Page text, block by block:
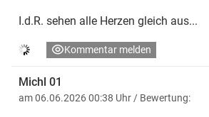
I.d.R. sehen alle Herzen gleich aus...
Kommentar melden
Michl 01
am 06.06.2026 00:38 Uhr / Bewertung: